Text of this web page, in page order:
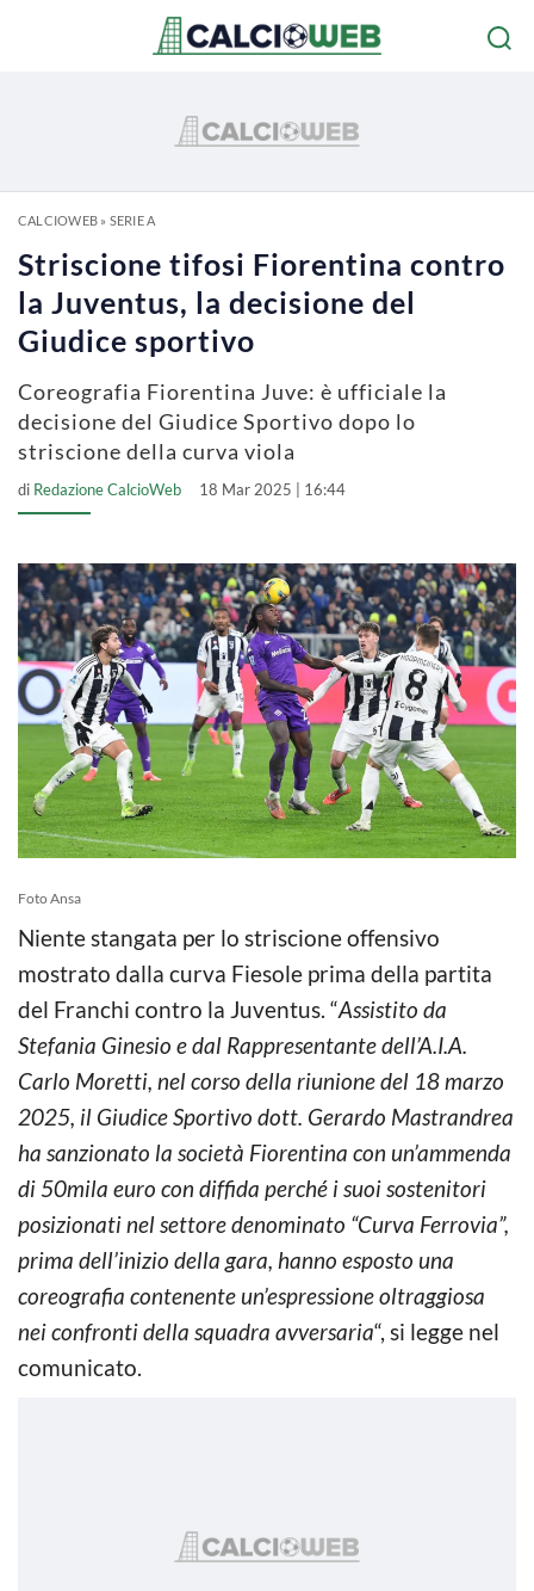
CALCIOWEB» SERIE A
Striscione tifosi Fiorentina contro
la Juventus, la decisione del
Giudice sportivo
Coreografia Fiorentina Juve: è ufficiale la
decisione del Giudice Sportivo dopo lo
striscione della curva viola
di Redazione CalcioWeb 18 Mar 2025 | 16:44
Foto Ansa
Niente stangata per lo striscione offensivo
mostrato dalla curva Fiesole prima della partita
del Franchi contro la Juventus. “Assistito da
Stefania Ginesio e dal Rappresentante dell’A.I.A.
Carlo Moretti, nel corso della riunione del 18 marzo
2025, il Giudice Sportivo dott. Gerardo Mastrandrea
ha sanzionato la società Fiorentina con un’ammenda
di 50mila euro con diffida perché i suoi sostenitori
posizionati nel settore denominato “Curva Ferrovia”,
prima dell’inizio della gara, hanno esposto una
coreografia contenente un’espressione oltraggiosa
nei confronti della squadra avversaria“, si legge nel
comunicato.